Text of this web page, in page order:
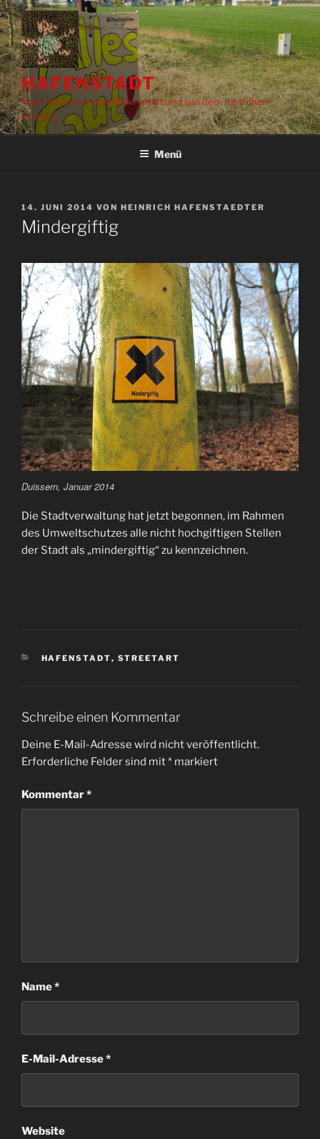
Zum
Inhalt
springen
HAFENSTADT
Nachrichten aus der Hafenstadt und aus dem restlichen
Erdkreis
Menü
VERÖFFENTLICHT
AM
14. JUNI 2014 VON HEINRICH HAFENSTAEDTER
Mindergiftig
Duissern, Januar 2014
Die Stadtverwaltung hat jetzt begonnen, im Rahmen
des Umweltschutzes alle nicht hochgiftigen Stellen
der Stadt als „mindergiftig“ zu kennzeichnen.
KATEGORIEN
HAFENSTADT, STREETART
Schreibe einen Kommentar
Deine E-Mail-Adresse wird nicht veröffentlicht.
Erforderliche Felder sind mit* markiert
Kommentar*
Name*
E-Mail-Adresse*
Website